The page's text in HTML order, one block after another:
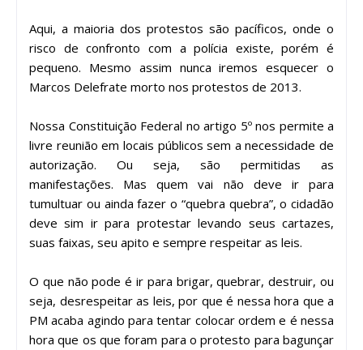
Aqui, a maioria dos protestos são pacíficos, onde o
risco de confronto com a polícia existe, porém é
pequeno. Mesmo assim nunca iremos esquecer o
Marcos Delefrate morto nos protestos de 2013.
Nossa Constituição Federal no artigo 5º nos permite a
livre reunião em locais públicos sem a necessidade de
autorização. Ou seja, são permitidas as
manifestações. Mas quem vai não deve ir para
tumultuar ou ainda fazer o “quebra quebra”, o cidadão
deve sim ir para protestar levando seus cartazes,
suas faixas, seu apito e sempre respeitar as leis.
O que não pode é ir para brigar, quebrar, destruir, ou
seja, desrespeitar as leis, por que é nessa hora que a
PM acaba agindo para tentar colocar ordem e é nessa
hora que os que foram para o protesto para bagunçar